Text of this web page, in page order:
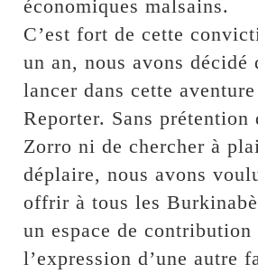
économiques malsains.
C’est fort de cette
un an, nous avons décidé
lancer dans cette
Reporter. Sans prétention
Zorro ni de chercher à
déplaire, nous avons
offrir à tous les
un espace de contribution
l’expression d’une autre